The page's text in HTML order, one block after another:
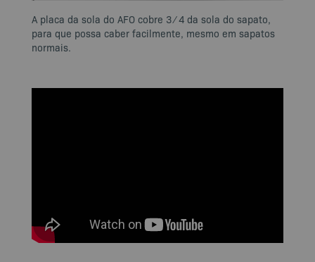
A placa da sola do AFO cobre 3 ⁄ 4 da sola do sapato,
para que possa caber facilmente, mesmo em sapatos
normais.